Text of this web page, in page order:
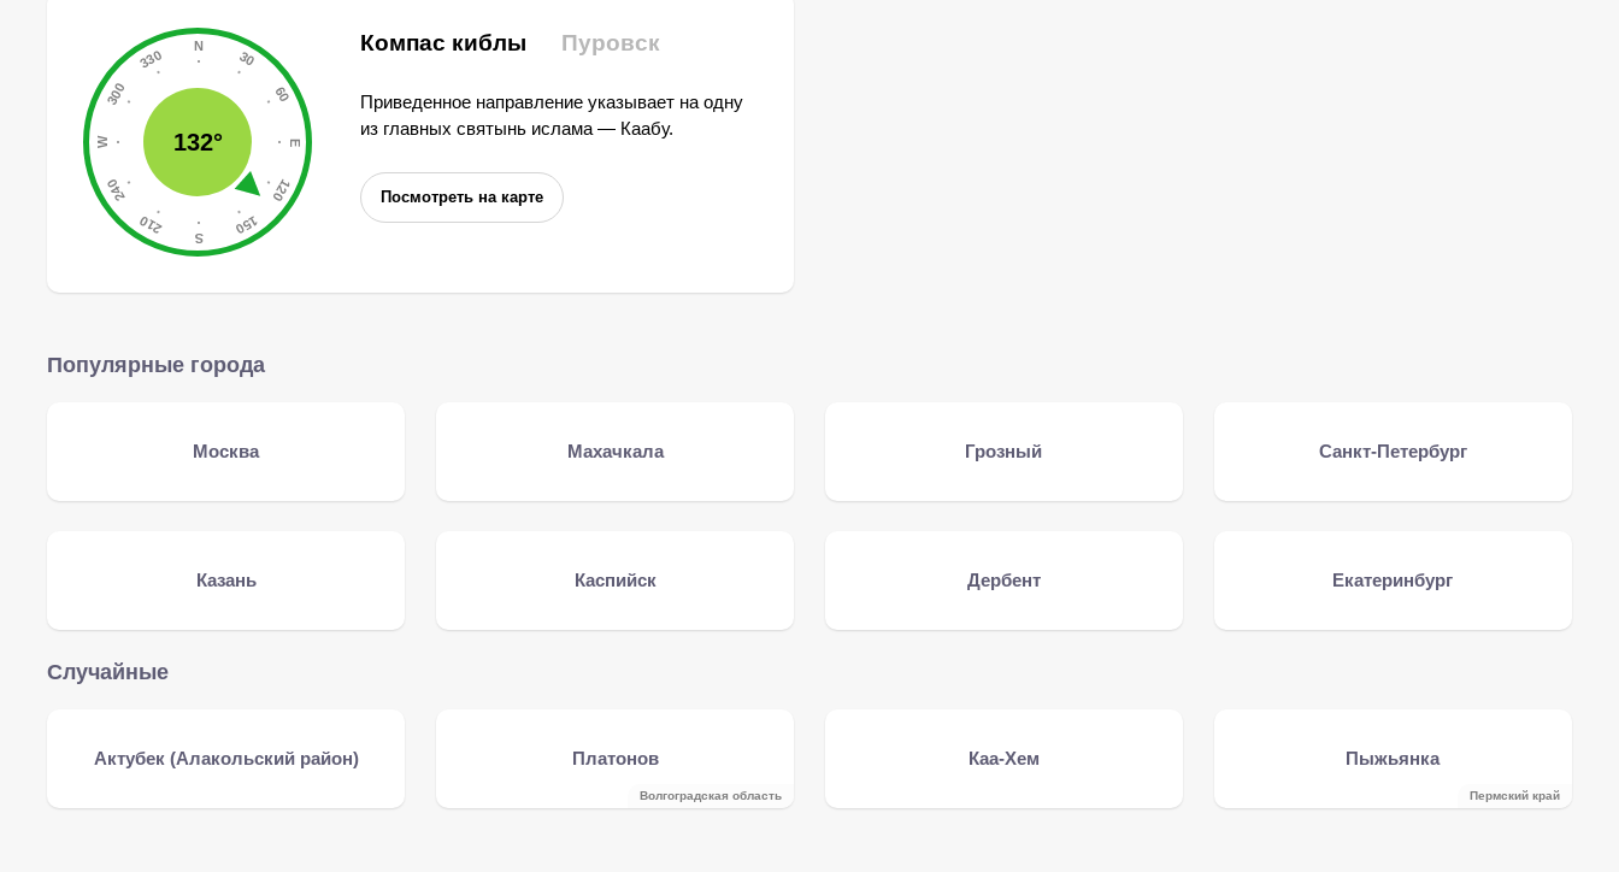
132°
Компас киблы Пуровск
Приведенное направление указывает на одну
из главных святынь ислама — Каабу.
Посмотреть на карте
Популярные города
Москва Махачкала Грозный Санкт-Петербург
Казань Каспийск Дербент Екатеринбург
Случайные
Актубек (Алакольский район) Платонов
Волгоградская область
Каа-Хем Пыжьянка
Пермский край